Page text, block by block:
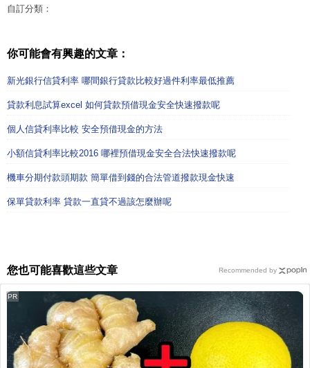
自訂分類：
你可能會有興趣的文章：
新光銀行信貸利率 哪間銀行貸款比較好過件利率最低推薦
貸款利息試算excel 如何貸款預借現金安全快速撥款呢
個人信貸利率比較 安全預借現金的方法
小額信貸利率比較2016 哪裡預借現金安全合法快速撥款呢
機車分期付款頭期款 簡單借到錢的合法管道撥款現金快速
保單貸款利率 貸款一直貸不過該怎麼辦呢
您也可能喜歡這些文章
PR
Recommended by